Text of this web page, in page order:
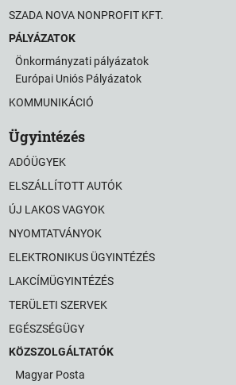
SZADA NOVA NONPROFIT KFT.
PÁLYÁZATOK
Önkormányzati pályázatok
Európai Uniós Pályázatok
KOMMUNIKÁCIÓ
Ügyintézés
ADÓÜGYEK
ELSZÁLLÍTOTT AUTÓK
ÚJ LAKOS VAGYOK
NYOMTATVÁNYOK
ELEKTRONIKUS ÜGYINTÉZÉS
LAKCÍMÜGYINTÉZÉS
TERÜLETI SZERVEK
EGÉSZSÉGÜGY
KÖZSZOLGÁLTATÓK
Magyar Posta